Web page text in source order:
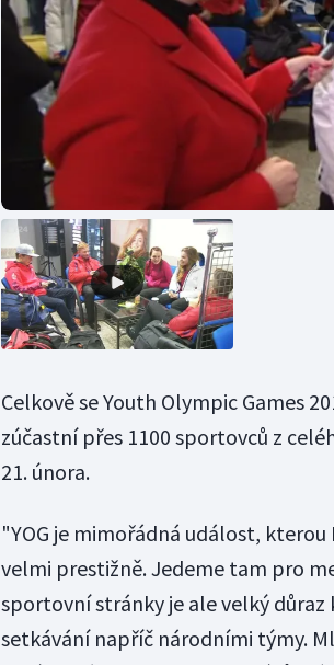
Celkově se Youth Olympic Games
zúčastní přes 1100 sportovců z
21. února.
"YOG je mimořádná událost,
velmi prestižně. Jedeme tam pro
sportovní stránky je ale velký
setkávání napříč národními týmy.